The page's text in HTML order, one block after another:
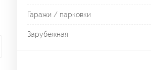
Гаражи / парковки
Зарубежная